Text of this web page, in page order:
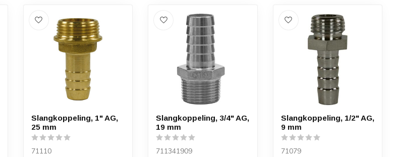
Slangkoppeling, 1" AG,
25 mm
71110
Slangkoppeling, 3/4" AG,
19 mm
711341909
Slangkoppeling, 1/2" AG,
9 mm
71079